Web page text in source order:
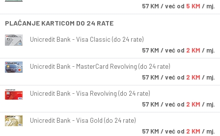
57 KM / već od 5 KM / mj.
PLAĆANJE KARTICOM DO 24 RATE
Unicredit Bank - Visa Classic (do 24 rate)
57 KM / već od 2 KM / mj.
Unicredit Bank - MasterCard Revolving (do 24 rate)
57 KM / već od 2 KM / mj.
Unicredit Bank - Visa Revolving (do 24 rate)
57 KM / već od 2 KM / mj.
Unicredit Bank - Visa Gold (do 24 rate)
57 KM / već od 2 KM / mj.